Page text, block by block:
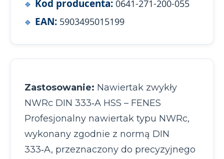
Kod producenta: 0641-271-200-055
EAN: 5903495015199
Zastosowanie: Nawiertak zwykły
NWRc DIN 333‑A HSS – FENES
Profesjonalny nawiertak typu NWRc,
wykonany zgodnie z normą DIN
333‑A, przeznaczony do precyzyjnego